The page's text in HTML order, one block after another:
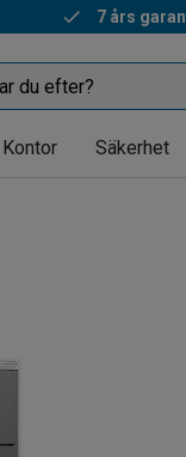
Snabba
Kontor Säkerhet